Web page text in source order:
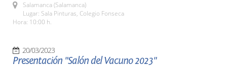
Salamanca (Salamanca)
Lugar: Sala Pinturas, Colegio Fonseca
Hora: 10:00 h.
20/03/2023
Presentación "Salón del Vacuno 2023"